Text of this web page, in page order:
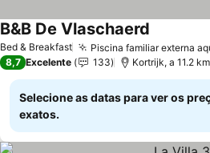
Bed & Breakfast Piscina familiar externa
B&B De Vlaschaerd
8,7 Excelente 133 Kortrijk, a 11.2
Selecione as datas para ver os
exatos.